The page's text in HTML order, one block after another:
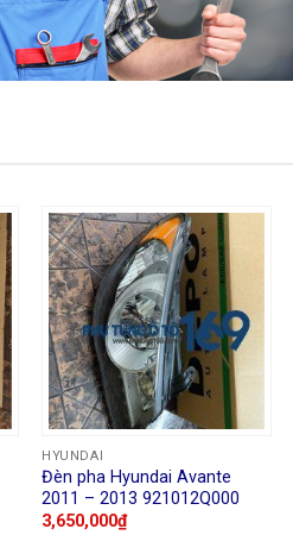
HYUNDAI
Đèn pha Hyundai Avante
2011 – 2013 921012Q000
3,650,000₫